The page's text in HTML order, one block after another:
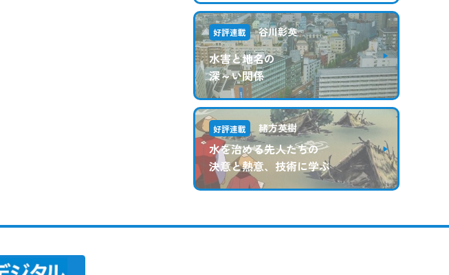
好評連載 谷川彰英
水害と地名の
深～い関係
好評連載 緒方英樹
水を治める先人たちの
決意と熱意、技術に学ぶ